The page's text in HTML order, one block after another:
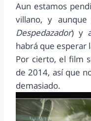
Aun estamos
villano, y
Despedazador) y
habrá que esperar
Por cierto, el film
de 2014, así que
demasiado.